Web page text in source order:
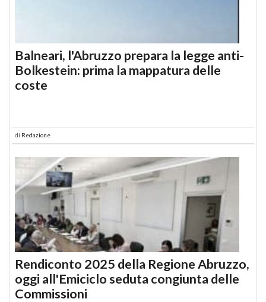
Balneari, l'Abruzzo prepara la legge anti-
Bolkestein: prima la mappatura delle
coste
di Redazione
Rendiconto 2025 della Regione Abruzzo,
oggi all'Emiciclo seduta congiunta delle
Commissioni